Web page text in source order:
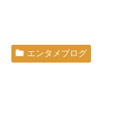
エンタメブログ